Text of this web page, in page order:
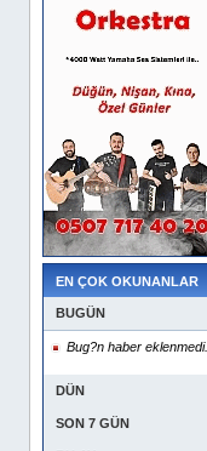
EN ÇOK OKUNANLAR
BUGÜN
Bug?n haber eklenmedi.
DÜN
SON 7 GÜN